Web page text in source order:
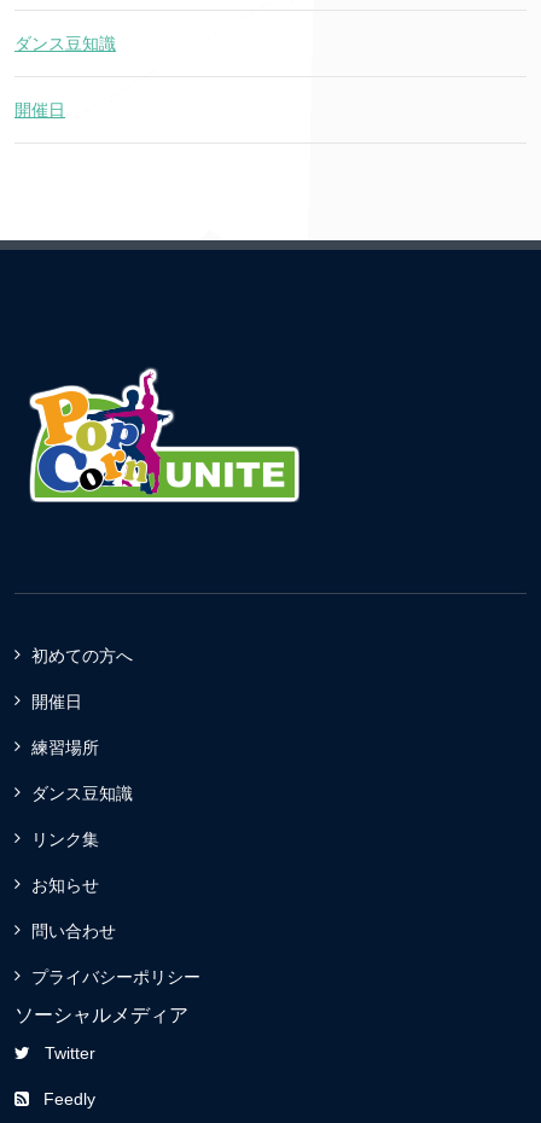
ダンス豆知識
開催日
初めての方へ
開催日
練習場所
ダンス豆知識
リンク集
お知らせ
問い合わせ
プライバシーポリシー
ソーシャルメディア
Twitter
Feedly